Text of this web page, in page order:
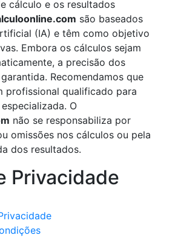
cálculo e os resultados
são baseados
(IA) e têm como objetivo
Embora os cálculos sejam
a precisão dos
Recomendamos que
profissional qualificado para
O
não se responsabiliza por
omissões nos cálculos ou pela
dos resultados.
Privacidade